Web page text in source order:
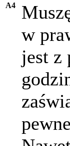
A4
w
jest z